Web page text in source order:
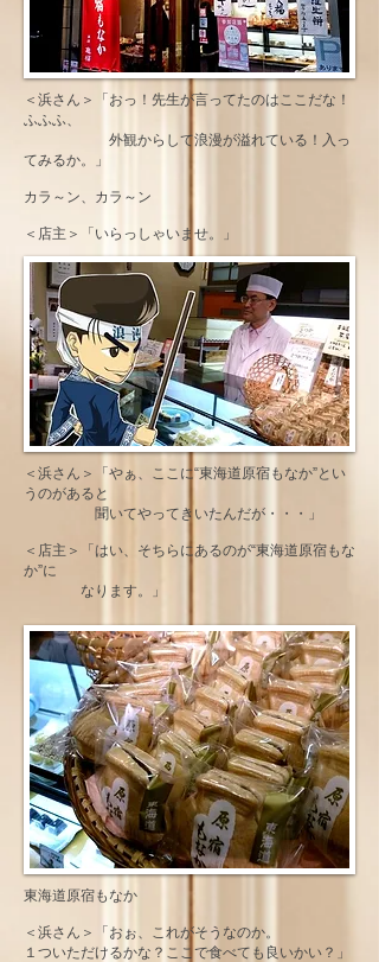
＜浜さん＞「おっ！先生が言ってたのはここだな！
ふふふ、
外観からして浪漫が溢れている！入っ
てみるか。」
カラ～ン、カラ～ン
＜店主＞「いらっしゃいませ。」
＜浜さん＞「やぁ、ここに“東海道原宿もなか”とい
うのがあると
聞いてやってきいたんだが・・・」
＜店主＞「はい、そちらにあるのが“東海道原宿もな
か”に
なります。」
東海道原宿もなか
＜浜さん＞「おぉ、これがそうなのか。
１ついただけるかな？ここで食べても良いかい？」